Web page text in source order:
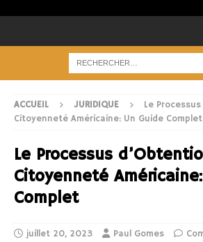
ACCUEIL JURIDIQUE
Le
Citoyenneté Américaine: Un Guide Complet
Le Processus
Citoyenneté
Complet
juillet 20, 2023 Paul Gomes